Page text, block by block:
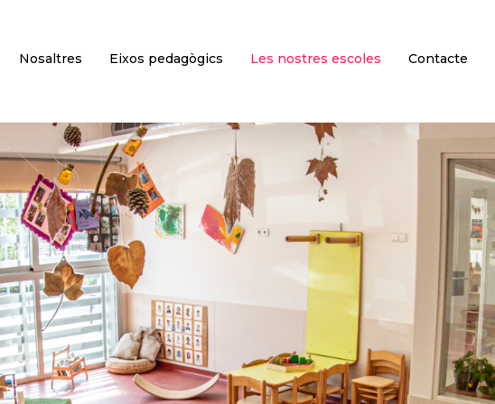
Nosaltres Eixos pedagògics Les nostres escoles Contacte